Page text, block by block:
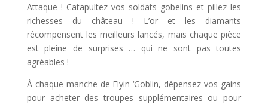
Attaque ! Catapultez vos soldats gobelins et pillez les
richesses du château ! L’or et les diamants
récompensent les meilleurs lancés, mais chaque pièce
est pleine de surprises … qui ne sont pas toutes
agréables !
À chaque manche de Flyin ‘Goblin, dépensez vos gains
pour acheter des troupes supplémentaires ou pour